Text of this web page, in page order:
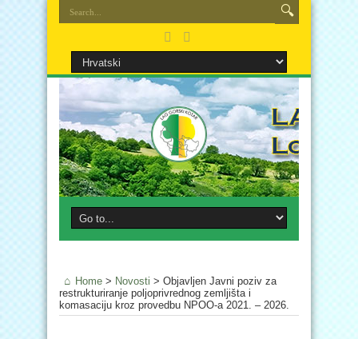
Home > Novosti > Objavljen Javni poziv za
restrukturiranje poljoprivrednog zemljišta i
komasaciju kroz provedbu NPOO-a 2021. – 2026.